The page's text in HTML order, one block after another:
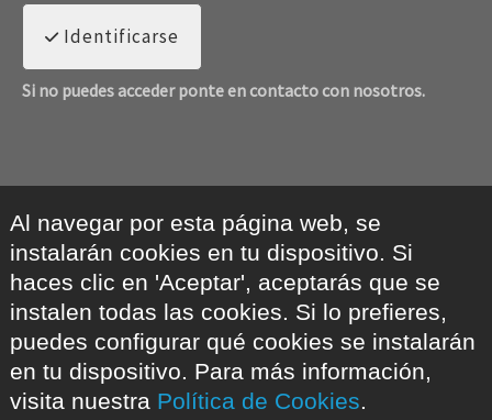
Identificarse
Si no puedes acceder ponte en contacto con nosotros.
Al navegar por esta página web, se
instalarán cookies en tu dispositivo. Si
haces clic en 'Aceptar', aceptarás que se
instalen todas las cookies. Si lo prefieres,
puedes configurar qué cookies se instalarán
en tu dispositivo. Para más información,
visita nuestra Política de Cookies.